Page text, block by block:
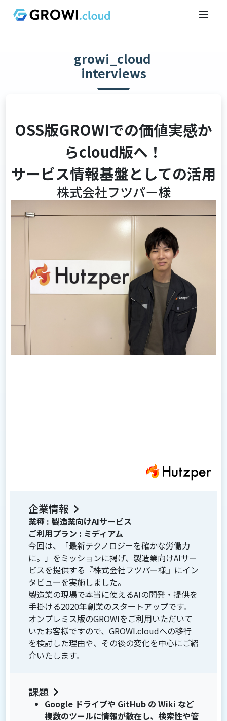
growi_cloud
interviews
OSS版GROWIでの価値実感か
らcloud版へ！
サービス情報基盤としての活用
株式会社フツパー様
企業情報
業種 : 製造業向けAIサービス
ご利用プラン : ミディアム
今回は、「最新テクノロジーを確かな労働力
に。」をミッションに掲げ、製造業向けAIサー
ビスを提供する『株式会社フツパー様』にイン
タビューを実施しました。
製造業の現場で本当に使えるAIの開発・提供を
手掛ける2020年創業のスタートアップです。
オンプレミス版のGROWIをご利用いただいて
いたお客様ですので、GROWI.cloudへの移行
を検討した理由や、その後の変化を中心にご紹
介いたします。
課題
Google ドライブや GitHub の Wiki など
複数のツールに情報が散在し、検索性や管